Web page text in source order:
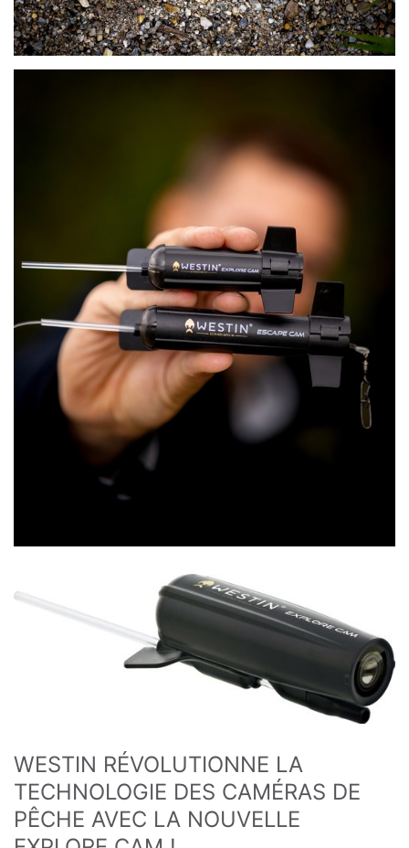
WESTIN RÉVOLUTIONNE LA
TECHNOLOGIE DES CAMÉRAS DE
PÊCHE AVEC LA NOUVELLE